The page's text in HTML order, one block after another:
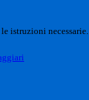
istruzioni necessarie.